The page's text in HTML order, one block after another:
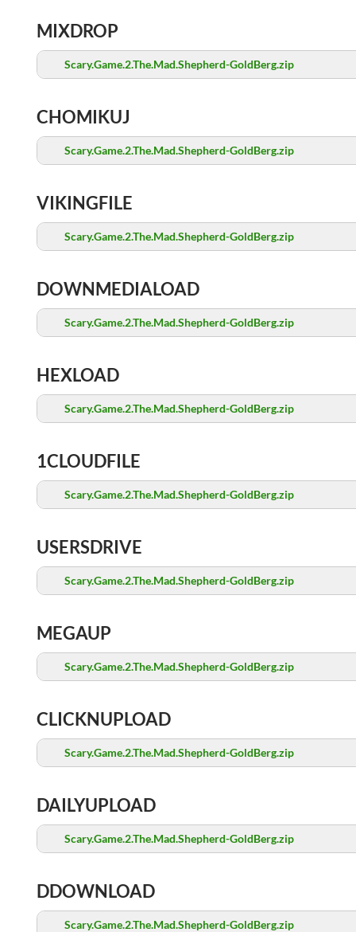
MIXDROP
Scary.Game.2.The.Mad.Shepherd-GoldBerg.zip
CHOMIKUJ
Scary.Game.2.The.Mad.Shepherd-GoldBerg.zip
VIKINGFILE
Scary.Game.2.The.Mad.Shepherd-GoldBerg.zip
DOWNMEDIALOAD
Scary.Game.2.The.Mad.Shepherd-GoldBerg.zip
HEXLOAD
Scary.Game.2.The.Mad.Shepherd-GoldBerg.zip
1CLOUDFILE
Scary.Game.2.The.Mad.Shepherd-GoldBerg.zip
USERSDRIVE
Scary.Game.2.The.Mad.Shepherd-GoldBerg.zip
MEGAUP
Scary.Game.2.The.Mad.Shepherd-GoldBerg.zip
CLICKNUPLOAD
Scary.Game.2.The.Mad.Shepherd-GoldBerg.zip
DAILYUPLOAD
Scary.Game.2.The.Mad.Shepherd-GoldBerg.zip
DDOWNLOAD
Scary.Game.2.The.Mad.Shepherd-GoldBerg.zip